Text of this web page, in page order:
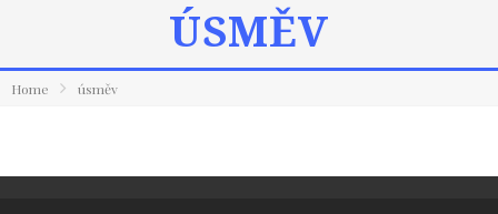
ÚSMĚV
Home úsměv